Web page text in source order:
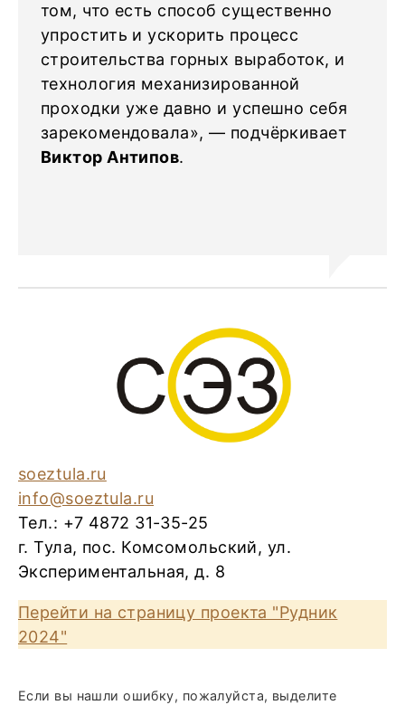
том, что есть способ существенно
упростить и ускорить процесс
строительства горных выработок, и
технология механизированной
проходки уже давно и успешно себя
зарекомендовала», — подчёркивает
Виктор Антипов.
soeztula.ru
info@soeztula.ru
Тел.: +7 4872 31-35-25
г. Тула, пос. Комсомольский, ул.
Экспериментальная, д. 8
Перейти на страницу проекта "Рудник
2024"
Если вы нашли ошибку, пожалуйста, выделите